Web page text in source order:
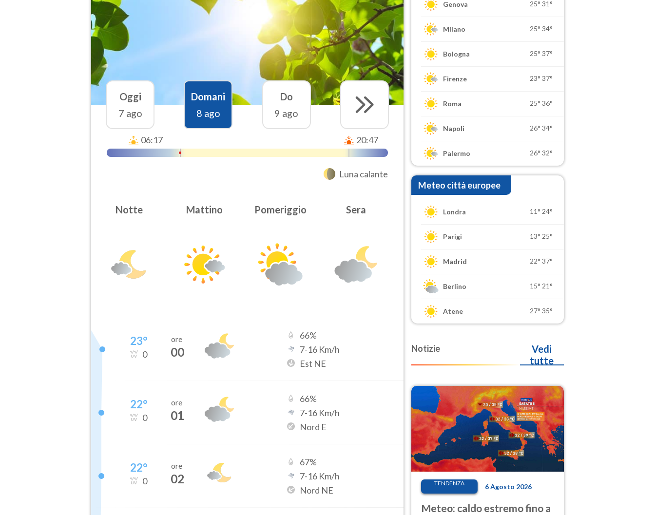
Oggi
7 ago
Domani
8 ago
Do
9 ago
06:17 20:47
Luna calante
Notte Mattino Pomeriggio Sera
23°
0
ore
00
66%
7-16 Km/h
Est NE
22°
0
ore
01
66%
7-16 Km/h
Nord E
22°
0
ore
02
67%
7-16 Km/h
Nord NE
Genova 25° 31°
Milano 25° 34°
Bologna 25° 37°
Firenze 23° 37°
Roma 25° 36°
Napoli 26° 34°
Palermo 26° 32°
Meteo città europee
Londra 11° 24°
Parigi 13° 25°
Madrid 22° 37°
Berlino 15° 21°
Atene 27° 35°
Notizie
Vedi
tutte
TENDENZA 6 Agosto 2026
Meteo: caldo estremo fino a